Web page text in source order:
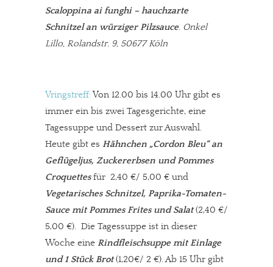
Scaloppina ai funghi – hauchzarte
Schnitzel an würziger Pilzsauce. Onkel
Lillo, Rolandstr. 9, 50677 Köln
Vringstreff:Von 12.00 bis 14.00 Uhr gibt es
immer ein bis zwei Tagesgerichte, eine
Tagessuppe und Dessert zur Auswahl.
Heute gibt es Hähnchen „Cordon Bleu“ an
Geflügeljus, Zuckererbsen und Pommes
Croquettesfür 2,40 €/ 5,00 € und
Vegetarisches Schnitzel, Paprika-Tomaten-
Sauce mit Pommes Frites und Salat(2,40 €/
5,00 €). Die Tagessuppe ist in dieser
Woche eine Rindfleischsuppe mit Einlage
und 1 Stück Brot(1,20€/ 2 €). Ab 15 Uhr gibt